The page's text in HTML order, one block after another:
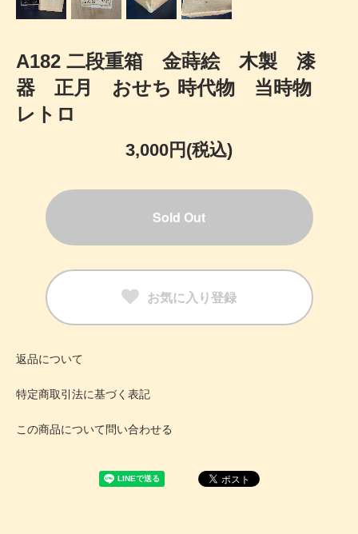
A182 二段重箱 金蒔絵 木製 漆
器 正月 おせち 時代物 当時物
レトロ
3,000円(税込)
Sold Out
お気に入り登録
返品について
特定商取引法に基づく表記
この商品について問い合わせる